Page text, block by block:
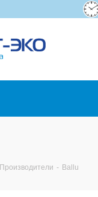
Производители - Ballu